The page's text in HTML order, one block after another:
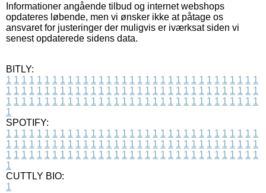
Informationer angående tilbud og internet webshops
opdateres løbende, men vi ønsker ikke at påtage os
ansvaret for justeringer der muligvis er iværksat siden vi
senest opdaterede sidens data.
BITLY:
1 1 1 1 1 1 1 1 1 1 1 1 1 1 1 1 1 1 1 1 1 1 1 1 1 1 1 1 1 1 1 1 1
1 1 1 1 1 1 1 1 1 1 1 1 1 1 1 1 1 1 1 1 1 1 1 1 1 1 1 1 1 1 1 1 1
1 1 1 1 1 1 1 1 1 1 1 1 1 1 1 1 1 1 1 1 1 1 1 1 1 1 1 1 1 1 1 1 1
1
SPOTIFY:
1 1 1 1 1 1 1 1 1 1 1 1 1 1 1 1 1 1 1 1 1 1 1 1 1 1 1 1 1 1 1 1 1
1 1 1 1 1 1 1 1 1 1 1 1 1 1 1 1 1 1 1 1 1 1 1 1 1 1 1 1 1 1 1 1 1
1 1 1 1 1 1 1 1 1 1 1 1 1 1 1 1 1 1 1 1 1 1 1 1 1 1 1 1 1 1 1 1 1
1
CUTTLY BIO:
1